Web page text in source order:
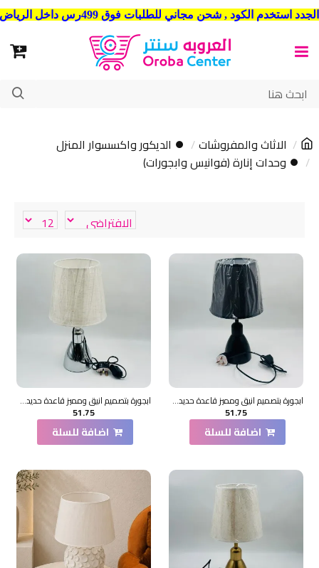
شحن مجاني للطلبات فوق 499رس داخل الرياض . وشحن الي جميع مدن المملكة العربية السعودية
الاثاث والمفروشات
⏺ الديكور واكسسوار المنزل
⏺ وحدات إنارة (فوانيس وابجورات)
ابجورة بتصميم انيق ومميز قاعدة حديد42×16×16سم
51.75
اضافة للسلة
ابجورة بتصميم انيق ومميز قاعدة حديد42×16×16سم
51.75
اضافة للسلة